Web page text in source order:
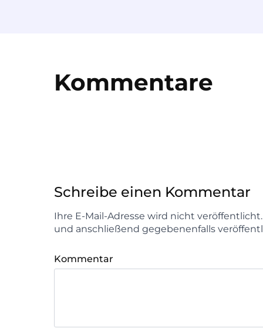
Kommentare
Schreibe einen Kommentar
Ihre E-Mail-Adresse wird nicht
und anschließend gegebenenfalls
Kommentar